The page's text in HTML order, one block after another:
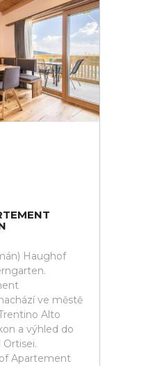
Haughof
ve městě
Alto
a výhled do
Ortisei.
Apartement